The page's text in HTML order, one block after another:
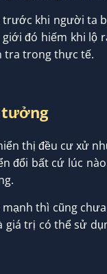
khi người ta
đó hiếm khi
tra trong thực tế.
tưởng
thị đều cư xử
đổi bất cứ lúc
thì cũng
trị có thể sử